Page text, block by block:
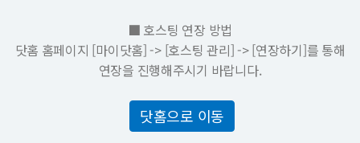
■ 호스팅 연장 방법
닷홈 홈페이지 [마이닷홈] -> [호스팅 관리] -> [연장하기]를 통해
연장을 진행해주시기 바랍니다.
닷홈으로 이동